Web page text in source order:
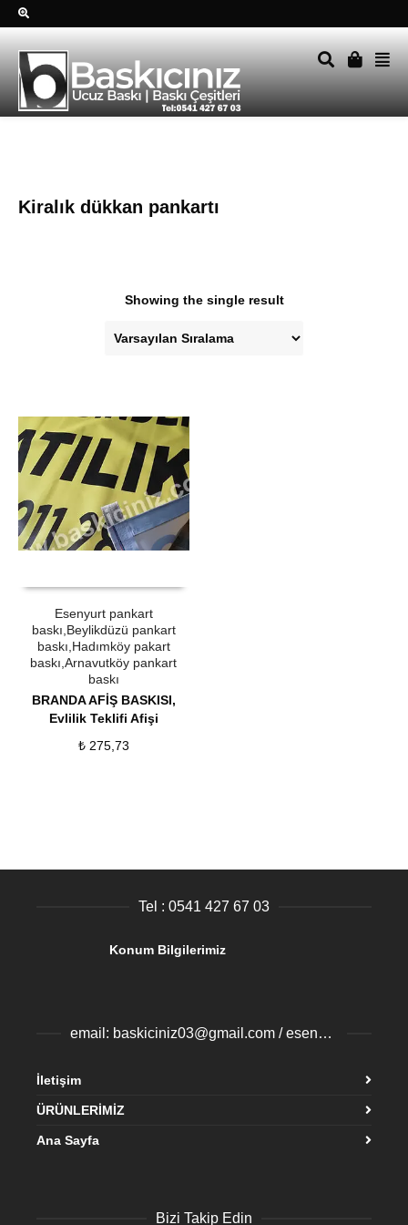
Kiralık dükkan pankartı
Showing the single result
Esenyurt pankart
baskı,Beylikdüzü pankart
baskı,Hadımköy pakart
baskı,Arnavutköy pankart
baskı
BRANDA AFİŞ BASKISI,
Evlilik Teklifi Afişi
₺275,73
Tel : 0541 427 67 03
Konum Bilgilerimiz
email: baskiciniz03@gmail.com / esenyurtbaski@gmail.com
İletişim
ÜRÜNLERİMİZ
Ana Sayfa
Bizi Takip Edin